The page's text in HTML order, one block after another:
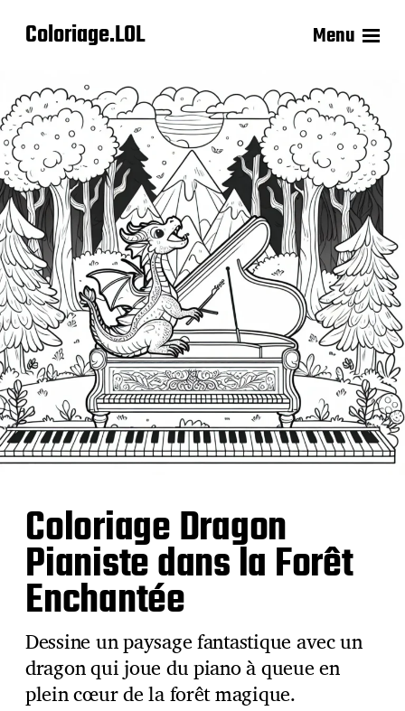
Coloriage.LOL Menu
Coloriage Dragon
Pianiste dans la Forêt
Enchantée
Dessine un paysage fantastique avec un
dragon qui joue du piano à queue en
plein cœur de la forêt magique.